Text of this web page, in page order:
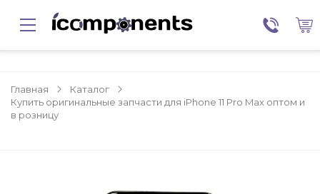
Главная
Каталог
Купить оригинальные запчасти для iPhone 11 Pro Max оптом и
в розницу